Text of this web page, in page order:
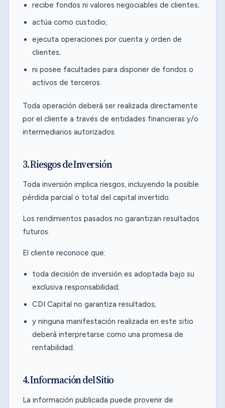
recibe fondos ni valores negociables de clientes;
actúa como custodio;
ejecuta operaciones por cuenta y orden de
clientes;
ni posee facultades para disponer de fondos o
activos de terceros.
Toda operación deberá ser realizada directamente
por el cliente a través de entidades financieras y/o
intermediarios autorizados.
3. Riesgos de Inversión
Toda inversión implica riesgos, incluyendo la posible
pérdida parcial o total del capital invertido.
Los rendimientos pasados no garantizan resultados
futuros.
El cliente reconoce que:
toda decisión de inversión es adoptada bajo su
exclusiva responsabilidad;
CDI Capital no garantiza resultados;
y ninguna manifestación realizada en este sitio
deberá interpretarse como una promesa de
rentabilidad.
4. Información del Sitio
La información publicada puede provenir de